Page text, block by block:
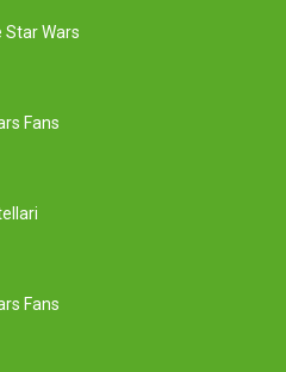
Star Wars
Fans
Fans